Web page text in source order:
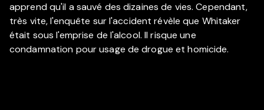
apprend qu'il a sauvé des dizaines de vies. Cependant,
très vite, l'enquête sur l'accident révèle que Whitaker
était sous l'emprise de l'alcool. Il risque une
condamnation pour usage de drogue et homicide.